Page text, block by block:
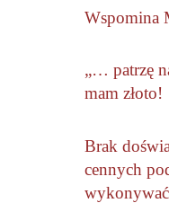
Wspomina
„… patrzę
mam złoto!
Brak
cennych
wykonywać